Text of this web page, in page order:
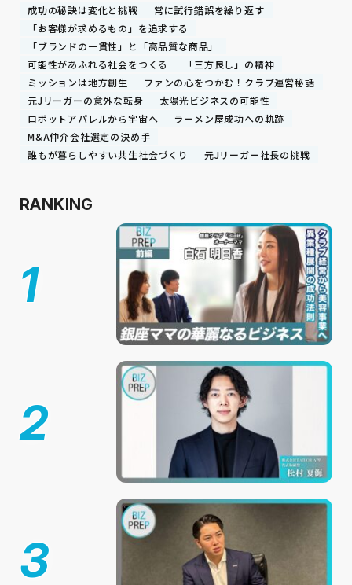
成功の秘訣は変化と挑戦
常に試行錯誤を繰り返す
「お客様が求めるもの」を追求する
「ブランドの一貫性」と「高品質な商品」
可能性があふれる社会をつくる
「三方良し」の精神
ミッションは地方創生
ファンの心をつかむ！クラブ運営秘話
元Jリーガーの意外な転身
太陽光ビジネスの可能性
ロボットアパレルから宇宙へ
ラーメン屋成功への軌跡
M&A仲介会社選定の決め手
誰もが暮らしやすい共生社会づくり
元Jリーガー社長の挑戦
RANKING
1
2
3